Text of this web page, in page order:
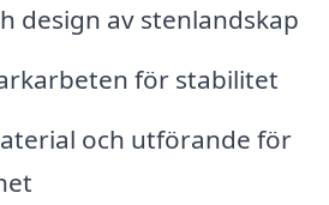
design av stenlandskap
för stabilitet
och utförande för